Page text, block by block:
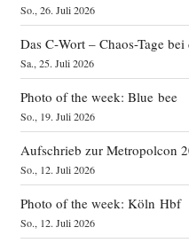
So., 26. Juli 2026
Das C‑Wort – Chaos-Tage
Sa., 25. Juli 2026
Photo of the week: Blue bee
So., 19. Juli 2026
Aufschrieb zur Metropolcon
So., 12. Juli 2026
Photo of the week: Köln Hbf
So., 12. Juli 2026